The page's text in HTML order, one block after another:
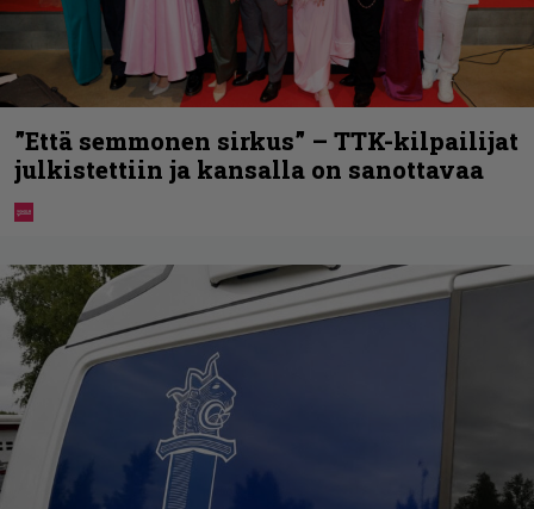
”Että semmonen sirkus” – TTK-kilpailijat
julkistettiin ja kansalla on sanottavaa